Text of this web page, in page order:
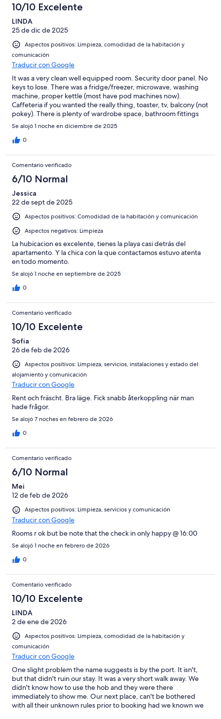
10/10 Excelente
LINDA
25 de dic de 2025
Aspectos positivos: Limpieza, comodidad de la habitación y
comunicación
Traducir con Google
It was a very clean well equipped room. Security door panel. No
keys to lose. There was a fridge/freezer, microwave, washing
machine, proper kettle (most have pod machines now).
Caffeteria if you wanted the really thing, toaster, tv, balcony (not
pokey). There is plenty of wardrobe space, bathroom fittings
are superb. It was very clean, fitted with all you need. Would
recommend to anyone to
Se alojó 1 noche en diciembre de 2025
0
Comentario verificado
6/10 Normal
Jessica
22 de sept de 2025
Aspectos positivos: Comodidad de la habitación y comunicación
Aspectos negativos: Limpieza
La hubicacion es excelente, tienes la playa casi detrás del
apartamento. Y la chica con la que contactamos estuvo atenta
en todo momento.
Se alojó 1 noche en septiembre de 2025
0
Comentario verificado
10/10 Excelente
Sofia
26 de feb de 2026
Aspectos positivos: Limpieza, servicios, instalaciones y estado del
alojamiento y comunicación
Traducir con Google
Rent och fräscht. Bra läge. Fick snabb återkoppling när man
hade frågor.
Se alojó 7 noches en febrero de 2026
0
Comentario verificado
6/10 Normal
Mei
12 de feb de 2026
Aspectos positivos: Limpieza, servicios y comunicación
Traducir con Google
Rooms r ok but be note that the check in only happy @ 16:00
Se alojó 1 noche en febrero de 2026
0
Comentario verificado
10/10 Excelente
LINDA
2 de ene de 2026
Aspectos positivos: Limpieza, comodidad de la habitación y
comunicación
Traducir con Google
One slight problem the name suggests is by the port. It isn't,
but that didn't ruin our stay. It was a very short walk away. We
didn't know how to use the hob and they were there
immediately to show me. Our next place, can't be bothered
with all their unknown rules prior to booking had we known we